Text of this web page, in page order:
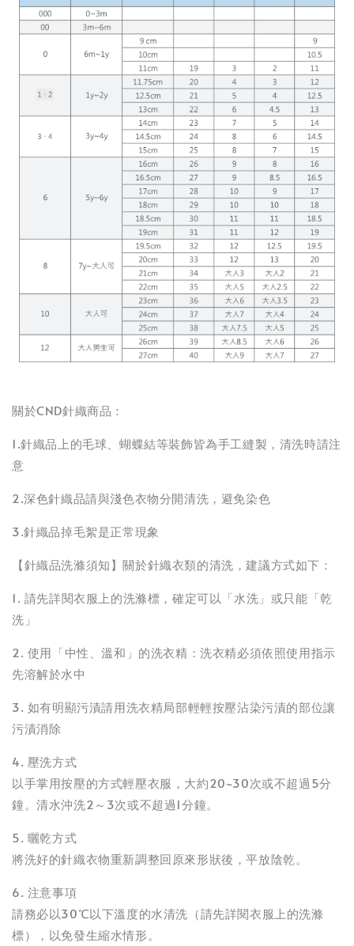
關於CND針織商品：
1.針織品上的毛球、蝴蝶結等裝飾皆為手工縫製，清洗時請注
意
2.深色針織品請與淺色衣物分開清洗，避免染色
3.針織品掉毛絮是正常現象
【針織品洗滌須知】關於針織衣類的清洗，建議方式如下：
1. 請先詳閱衣服上的洗滌標，確定可以「水洗」或只能「乾
洗」
2. 使用「中性、溫和」的洗衣精：洗衣精必須依照使用指示
先溶解於水中
3. 如有明顯污漬請用洗衣精局部輕輕按壓沾染污漬的部位讓
污漬消除
4. 壓洗方式
以手掌用按壓的方式輕壓衣服，大約20~30次或不超過5分
鐘。清水沖洗2～3次或不超過1分鐘。
5. 曬乾方式
將洗好的針織衣物重新調整回原來形狀後，平放陰乾。
6. 注意事項
請務必以30℃以下溫度的水清洗（請先詳閱衣服上的洗滌
標），以免發生縮水情形。